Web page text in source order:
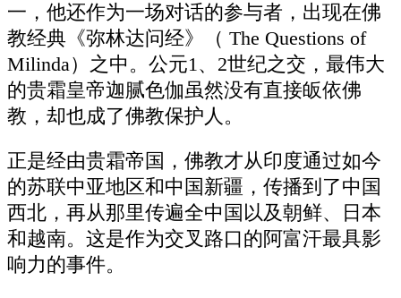
一，他还作为一场对话的参与者，出现在佛
教经典《弥林达问经》（ The Questions of
Milinda）之中。公元1、2世纪之交，最伟大
的贵霜皇帝迦腻色伽虽然没有直接皈依佛
教，却也成了佛教保护人。
正是经由贵霜帝国，佛教才从印度通过如今
的苏联中亚地区和中国新疆，传播到了中国
西北，再从那里传遍全中国以及朝鲜、日本
和越南。这是作为交叉路口的阿富汗最具影
响力的事件。